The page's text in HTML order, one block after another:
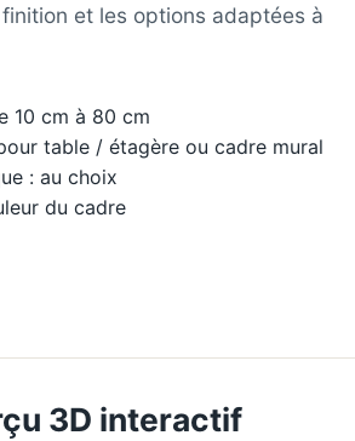
et les options adaptées à
10 cm à 80 cm
table / étagère ou cadre mural
: au choix
du cadre
3D interactif